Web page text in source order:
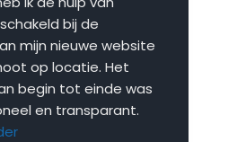
bij de
mijn nieuwe website
op locatie. Het
begin tot einde was
en transparant.